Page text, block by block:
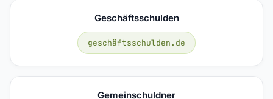
Geschäftsschulden
geschäftsschulden.de
Gemeinschuldner